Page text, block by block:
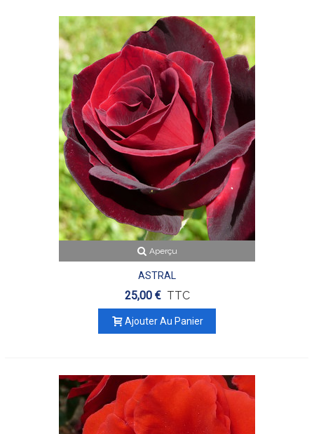
Aperçu
ASTRAL
25,00 € TTC
Ajouter Au Panier